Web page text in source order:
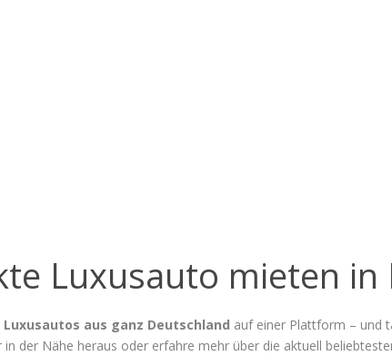
Luxusauto mieten in
Luxusautos aus ganz Deutschland auf einer Plattform – und
in der Nähe heraus oder erfahre mehr über die aktuell